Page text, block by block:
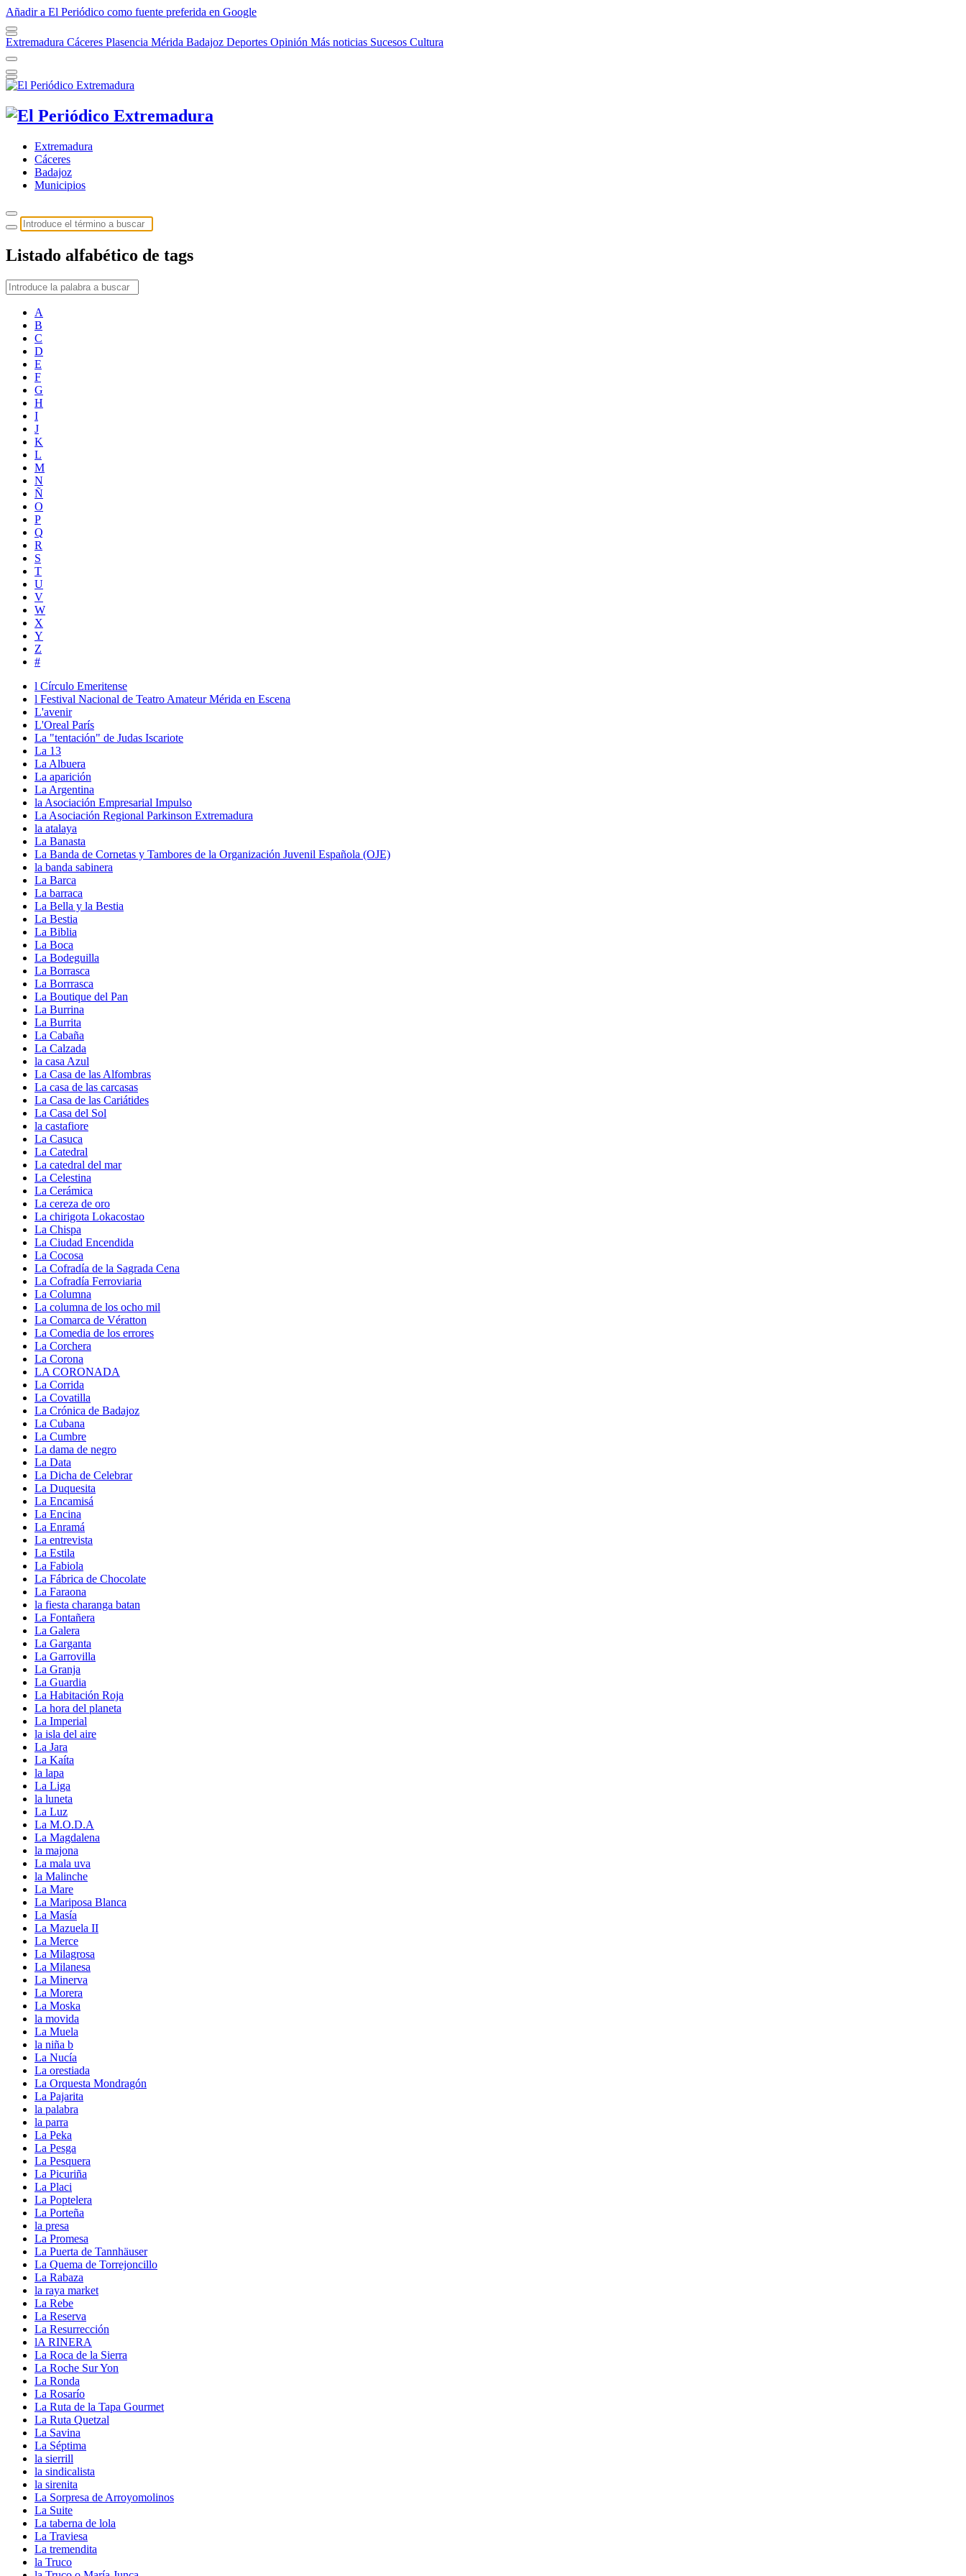
Añadir a El Periódico como fuente preferida en Google
Extremadura Cáceres Plasencia Mérida Badajoz Deportes Opinión Más noticias Sucesos Cultura
Extremadura
Cáceres
Badajoz
Municipios
Listado alfabético de tags
A
B
C
D
E
F
G
H
I
J
K
L
M
N
Ñ
O
P
Q
R
S
T
U
V
W
X
Y
Z
#
l Círculo Emeritense
l Festival Nacional de Teatro Amateur Mérida en Escena
L'avenir
L'Oreal París
La "tentación" de Judas Iscariote
La 13
La Albuera
La aparición
La Argentina
la Asociación Empresarial Impulso
La Asociación Regional Parkinson Extremadura
la atalaya
La Banasta
La Banda de Cornetas y Tambores de la Organización Juvenil Española (OJE)
la banda sabinera
La Barca
La barraca
La Bella y la Bestia
La Bestia
La Biblia
La Boca
La Bodeguilla
La Borrasca
La Borrrasca
La Boutique del Pan
La Burrina
La Burrita
La Cabaña
La Calzada
la casa Azul
La Casa de las Alfombras
La casa de las carcasas
La Casa de las Cariátides
La Casa del Sol
la castafiore
La Casuca
La Catedral
La catedral del mar
La Celestina
La Cerámica
La cereza de oro
La chirigota Lokacostao
La Chispa
La Ciudad Encendida
La Cocosa
La Cofradía de la Sagrada Cena
La Cofradía Ferroviaria
La Columna
La columna de los ocho mil
La Comarca de Vératton
La Comedia de los errores
La Corchera
La Corona
LA CORONADA
La Corrida
La Covatilla
La Crónica de Badajoz
La Cubana
La Cumbre
La dama de negro
La Data
La Dicha de Celebrar
La Duquesita
La Encamisá
La Encina
La Enramá
La entrevista
La Estila
La Fabiola
La Fábrica de Chocolate
La Faraona
la fiesta charanga batan
La Fontañera
La Galera
La Garganta
La Garrovilla
La Granja
La Guardia
La Habitación Roja
La hora del planeta
La Imperial
la isla del aire
La Jara
La Kaíta
la lapa
La Liga
la luneta
La Luz
La M.O.D.A
La Magdalena
la majona
La mala uva
la Malinche
La Mare
La Mariposa Blanca
La Masía
La Mazuela II
La Merce
La Milagrosa
La Milanesa
La Minerva
La Morera
La Moska
la movida
La Muela
la niña b
La Nucía
La orestiada
La Orquesta Mondragón
La Pajarita
la palabra
la parra
La Peka
La Pesga
La Pesquera
La Picuriña
La Placi
La Poptelera
La Porteña
la presa
La Promesa
La Puerta de Tannhäuser
La Quema de Torrejoncillo
La Rabaza
la raya market
La Rebe
La Reserva
La Resurrección
lA RINERA
La Roca de la Sierra
La Roche Sur Yon
La Ronda
La Rosarío
La Ruta de la Tapa Gourmet
La Ruta Quetzal
La Savina
La Séptima
la sierrill
la sindicalista
la sirenita
La Sorpresa de Arroyomolinos
La Suite
La taberna de lola
La Traviesa
La tremendita
la Truco